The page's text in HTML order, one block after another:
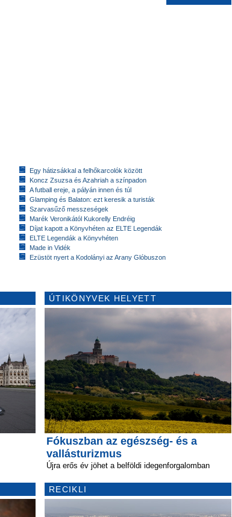
Egy hátizsákkal a felhőkarcolók között
Koncz Zsuzsa és Azahriah a színpadon
A futball ereje, a pályán innen és túl
Glamping és Balaton: ezt keresik a turisták
Szarvasűző messzeségek
Marék Veronikától Kukorelly Endréig
Díjat kapott a Könyvhéten az ELTE Legendák
ELTE Legendák a Könyvhéten
Made in Vidék
Ezüstöt nyert a Kodolányi az Arany Glóbuszon
ÚTIKÖNYVEK HELYETT
Fókuszban az egészség- és a
vallásturizmus
Újra erős év jöhet a belföldi idegenforgalomban
RECIKLI